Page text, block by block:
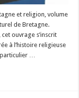
et religion, volume
de Bretagne.
ouvrage s’inscrit
à l’histoire religieuse
…